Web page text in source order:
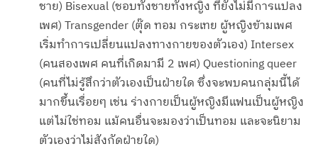
ชาย) Bisexual (ชอบทั้งชายทั้งหญิง ที่ยังไม่มีการแปลง
เพศ) Transgender (ตุ๊ด ทอม กระเทย ผู้หญิงข้ามเพศ
เริ่มทำการเปลี่ยนแปลงทางกายของตัวเอง) Intersex
(คนสองเพศ คนที่เกิดมามี 2 เพศ) Questioning queer
(คนที่ไม่รู้สึกว่าตัวเองเป็นฝ่ายใด ซึ่งจะพบคนกลุ่มนี้ได้
มากขึ้นเรื่อยๆ เช่น ร่างกายเป็นผู้หญิงมีแฟนเป็นผู้หญิง
แต่ไม่ใช่ทอม แม้คนอื่นจะมองว่าเป็นทอม และจะนิยาม
ตัวเองว่าไม่สังกัดฝ่ายใด)